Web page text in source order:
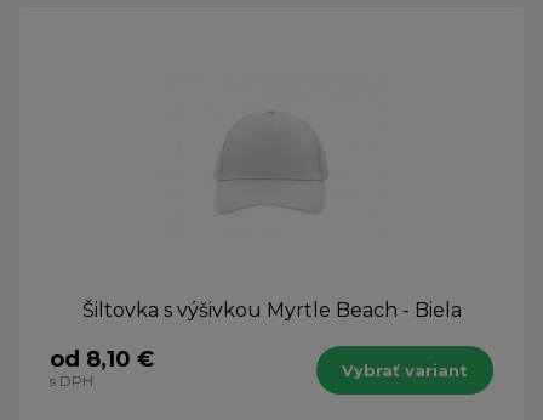
Šiltovka s výšivkou Myrtle Beach - Biela
od 8,10 €
s DPH
Vybrať variant